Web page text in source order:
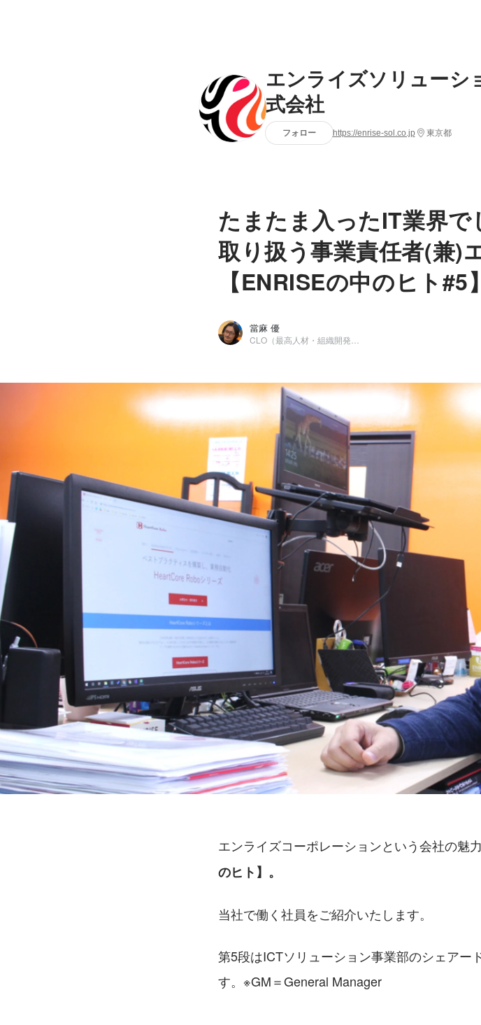
エンライズソリューシ
式会社
フォロー https://enrise-sol.co.jp 東京都
たまたま入ったIT業界
取り扱う事業責任者(兼)
【ENRISEの中のヒト#5】
當麻 優
エンライズコーポレーションという会社の魅
のヒト】。
当社で働く社員をご紹介いたします。
第5段はICTソリューション事業部のシェア
す。※GM＝General Manager